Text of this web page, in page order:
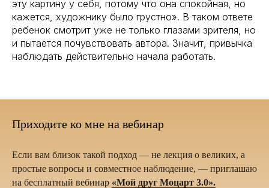
эту картину у себя, потому что она спокойная, но
кажется, художнику было грустно». В таком ответе
ребенок смотрит уже не только глазами зрителя, но
и пытается почувствовать автора. Значит, привычка
наблюдать действительно начала работать.
Приходите ко мне на вебинар
Если вам близок такой подход — не лекция о великих, а
простые вопросы и совместное наблюдение, — приглашаю
на бесплатный вебинар «Мой друг Моцарт 3.0».